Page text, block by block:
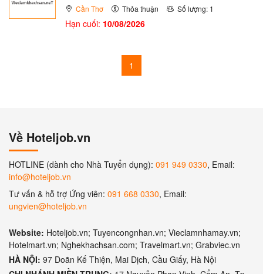
Cần Thơ Thỏa thuận Số lượng: 1
Hạn cuối: 10/08/2026
1
Về Hoteljob.vn
HOTLINE (dành cho Nhà Tuyển dụng): 091 949 0330, Email:
info@hoteljob.vn
Tư vấn & hỗ trợ Ứng viên: 091 668 0330, Email:
ungvien@hoteljob.vn
Website: Hoteljob.vn; Tuyencongnhan.vn; Vieclamnhamay.vn;
Hotelmart.vn; Nghekhachsan.com; Travelmart.vn; Grabviec.vn
HÀ NỘI: 97 Doãn Kế Thiện, Mai Dịch, Cầu Giấy, Hà Nội